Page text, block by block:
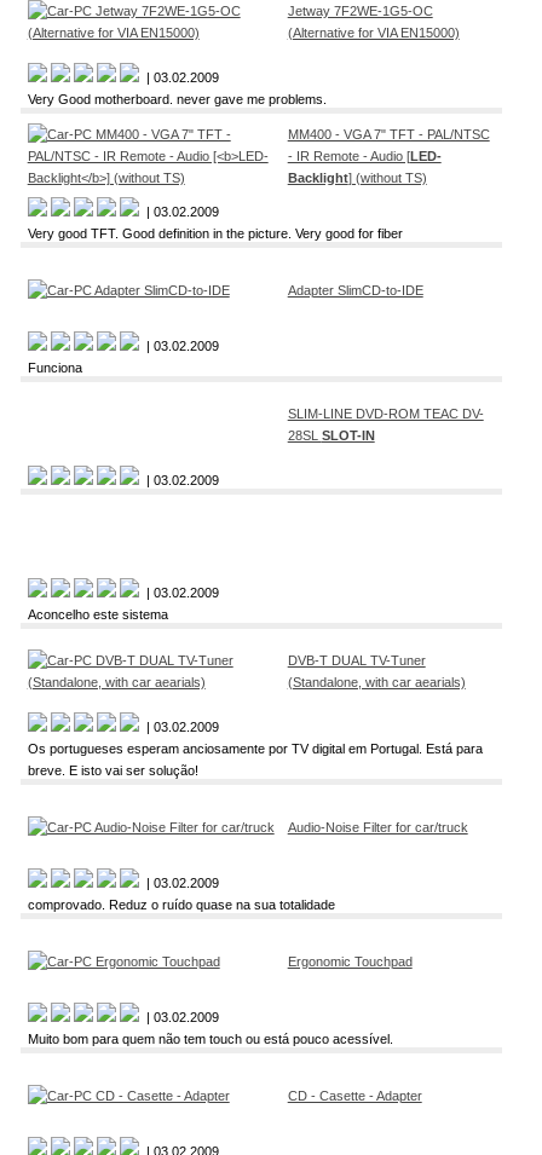
Jetway 7F2WE-1G5-OC
(Alternative for VIA EN15000)
| 03.02.2009
Very Good motherboard. never gave me problems.
MM400 - VGA 7" TFT - PAL/NTSC
- IR Remote - Audio [LED-
Backlight] (without TS)
| 03.02.2009
Very good TFT. Good definition in the picture. Very good for fiber
Adapter SlimCD-to-IDE
| 03.02.2009
Funciona
SLIM-LINE DVD-ROM TEAC DV-
28SL SLOT-IN
| 03.02.2009
| 03.02.2009
Aconcelho este sistema
DVB-T DUAL TV-Tuner
(Standalone, with car aearials)
| 03.02.2009
Os portugueses esperam anciosamente por TV digital em Portugal. Está para
breve. E isto vai ser solução!
Audio-Noise Filter for car/truck
| 03.02.2009
comprovado. Reduz o ruído quase na sua totalidade
Ergonomic Touchpad
| 03.02.2009
Muito bom para quem não tem touch ou está pouco acessível.
CD - Casette - Adapter
| 03.02.2009